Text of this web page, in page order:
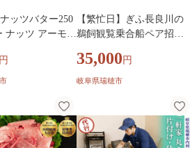
ッツバター250
ナッツ アーモン
ー パンケーキ
製品 朝食 おや
円
【繁忙日】ぎふ長良川の
鵜飼観覧乗合船ペア招待
阜市/鵜飼観覧船事務所 |
鵜飼い 岐阜 観光 チケット
形民俗文化財 遊覧船 人気
2名 ペア 鵜飼 観覧船 乗合
船 体験 鵜飼観覧船事務所
35,000 円
岐阜県瑞穂市